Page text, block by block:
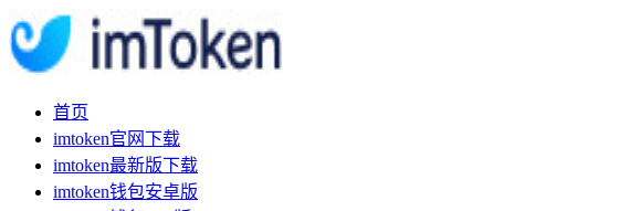
首页
imtoken官网下载
imtoken最新版下载
imtoken钱包安卓版